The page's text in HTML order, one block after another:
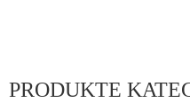
PRODUKTE